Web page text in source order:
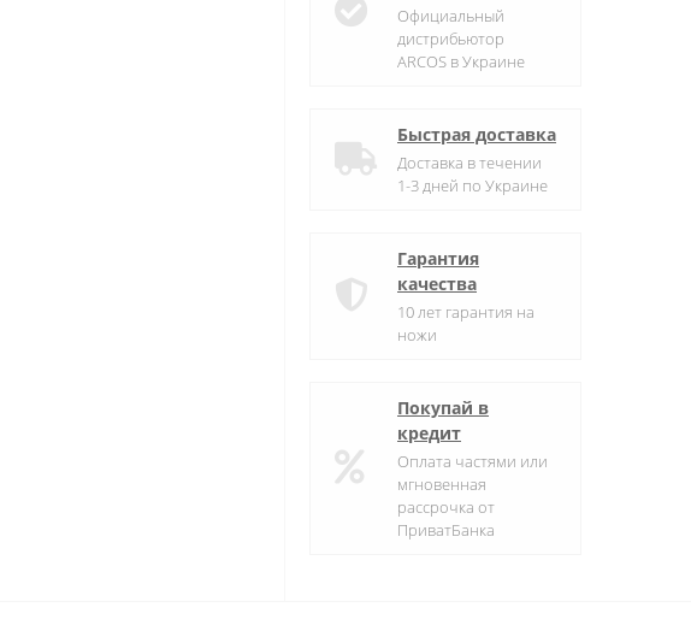
Официальный
дистрибьютор
ARCOS в Украине
Быстрая доставка
Доставка в течении
1-3 дней по Украине
Гарантия
качества
10 лет гарантия на
ножи
Покупай в
кредит
Оплата частями или
мгновенная
рассрочка от
ПриватБанка